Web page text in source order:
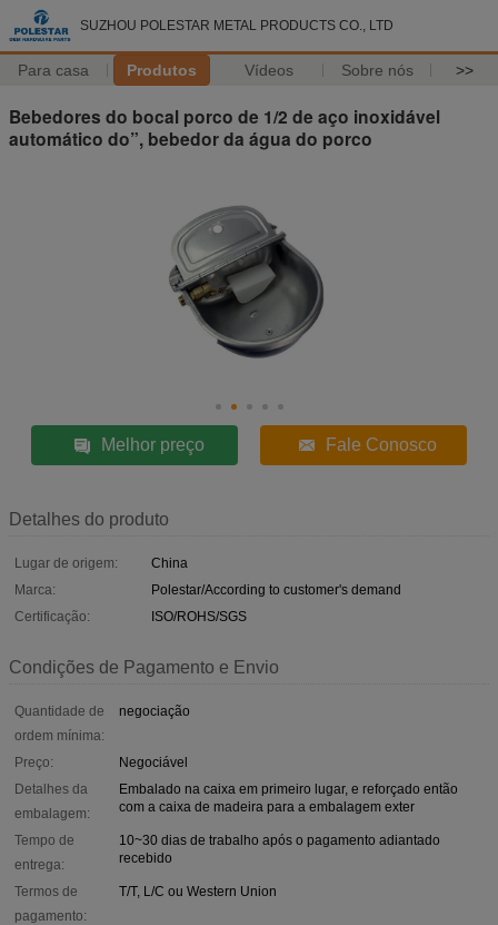
SUZHOU POLESTAR METAL PRODUCTS CO., LTD
Para casa Produtos Vídeos Sobre nós >>
Bebedores do bocal porco de 1/2 de aço inoxidável
automático do”, bebedor da água do porco
Melhor preço Fale Conosco
Detalhes do produto
Lugar de origem:
China
Marca:
Polestar/According to customer's demand
Certificação:
ISO/ROHS/SGS
Condições de Pagamento e Envio
Quantidade de
ordem mínima:
negociação
Preço:
Negociável
Detalhes da
embalagem:
Embalado na caixa em primeiro lugar, e reforçado então
com a caixa de madeira para a embalagem exter
Tempo de
entrega:
10~30 dias de trabalho após o pagamento adiantado
recebido
Termos de
pagamento:
T/T, L/C ou Western Union